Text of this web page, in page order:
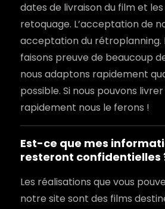
dates de livraison du film et
retoquage. L’acceptation de
acceptation du rétroplanning.
faisons preuve de beaucoup
nous adaptons rapidement
possible. Si nous pouvons
rapidement nous le ferons !
Est-ce que mes
resteront confidentielles
Les réalisations que vous
notre site sont des films